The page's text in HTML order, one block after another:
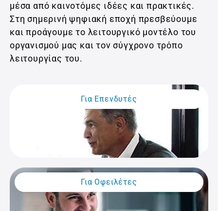
μέσα από καινοτόμες ιδέες και πρακτικές.
Στη σημερινή ψηφιακή εποχή πρεσβεύουμε
και προάγουμε το λειτουργικό μοντέλο του
οργανισμού μας και τον σύγχρονο τρόπο
λειτουργίας του.
Για Επενδυτές
Για Οφειλέτες